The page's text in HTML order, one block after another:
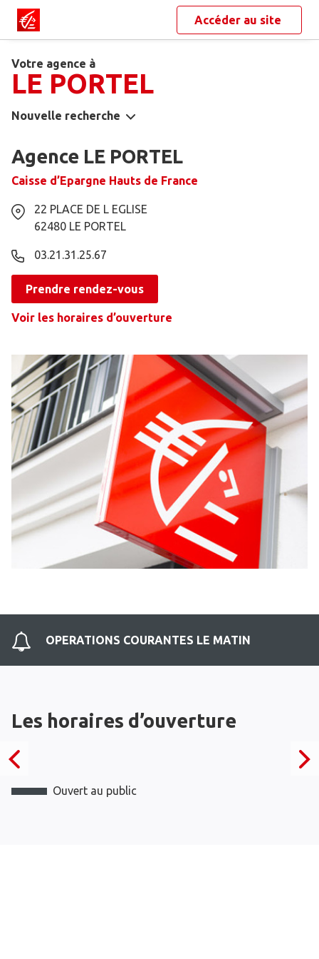
Accéder au site
Votre agence à
LE PORTEL
Nouvelle recherche
Agence LE PORTEL
Caisse d’Epargne Hauts de France
22 PLACE DE L EGLISE
62480 LE PORTEL
03.21.31.25.67
Prendre rendez-vous
Voir les horaires d’ouverture
OPERATIONS COURANTES LE MATIN
Les horaires d’ouverture
Ouvert au public